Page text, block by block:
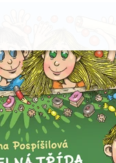
NEZBYTNÉ
základní funkce webových